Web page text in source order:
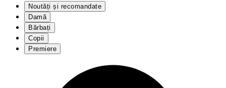
Noutăți și recomandate
Damă
Bărbați
Copii
Premiere